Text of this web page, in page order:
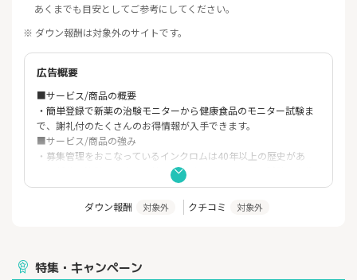
あくまでも目安としてご参考にしてください。
※ ダウン報酬は対象外のサイトです。
広告概要
■サービス/商品の概要
・簡単登録で新薬の治験モニターから健康食品のモニター試験ま
で、謝礼付のたくさんのお得情報が入手できます。
■サービス/商品の強み
・募集管理をおこなっているインクロムは40年以上の歴史があ
り、新薬の治験モニターを始め、たくさんのモニター試験の実施
実績あり。
・ご登録いただくことにより、モニター試験や無料健康イベント
ダウン報酬 対象外 クチコミ 対象外
特集・キャンペーン